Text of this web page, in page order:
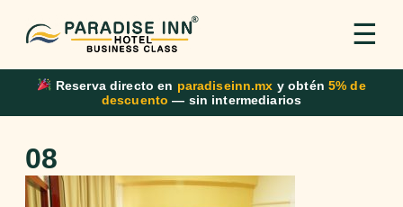
☰
Reserva directo en paradiseinn.mx y obtén 5% de
descuento — sin intermediarios
08